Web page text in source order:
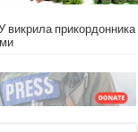
викрила прикордонника